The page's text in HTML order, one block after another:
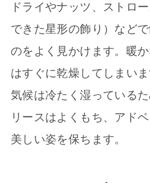
ドライやナッツ、ストロ
できた星形の飾り）など
のをよく見かけます。暖
はすぐに乾燥してしまい
気候は冷たく湿っている
リースはよくもち、アド
美しい姿を保ちます。